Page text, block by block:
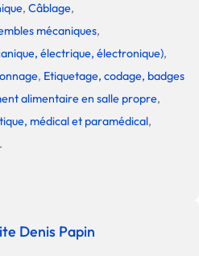
, Câblage,
mécaniques,
électrique, électronique),
, Etiquetage, codage, badges
alimentaire en salle propre,
médical et paramédical,
.
Denis Papin